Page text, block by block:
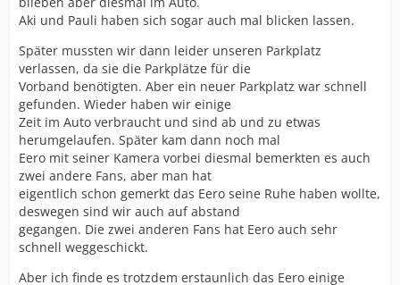
Aki und Pauli haben sich sogar auch mal blicken lassen.
Später mussten wir dann leider unseren Parkplatz
verlassen, da sie die Parkplätze für die
Vorband benötigten. Aber ein neuer Parkplatz war schnell
gefunden. Wieder haben wir einige
Zeit im Auto verbraucht und sind ab und zu etwas
herumgelaufen. Später kam dann noch mal
Eero mit seiner Kamera vorbei diesmal bemerkten es auch
zwei andere Fans, aber man hat
eigentlich schon gemerkt das Eero seine Ruhe haben wollte,
deswegen sind wir auch auf abstand
gegangen. Die zwei anderen Fans hat Eero auch sehr
schnell weggeschickt.
Aber ich finde es trotzdem erstaunlich das Eero einige